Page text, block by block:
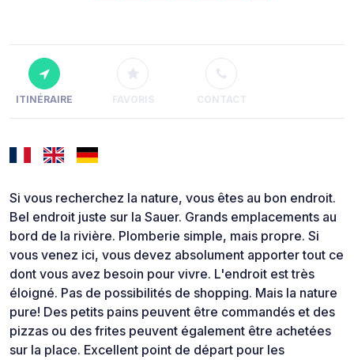
ITINÉRAIRE FAVORIS CONTACT
Si vous recherchez la nature, vous êtes au bon endroit.
Bel endroit juste sur la Sauer. Grands emplacements au
bord de la rivière. Plomberie simple, mais propre. Si
vous venez ici, vous devez absolument apporter tout ce
dont vous avez besoin pour vivre. L'endroit est très
éloigné. Pas de possibilités de shopping. Mais la nature
pure! Des petits pains peuvent être commandés et des
pizzas ou des frites peuvent également être achetées
sur la place. Excellent point de départ pour les